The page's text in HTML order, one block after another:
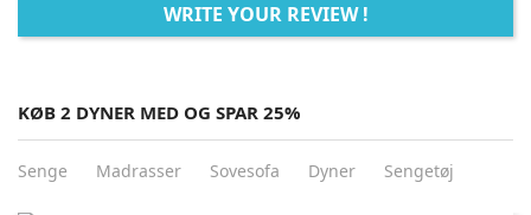
WRITE YOUR REVIEW !
KØB 2 DYNER MED OG SPAR 25%
Senge Madrasser Sovesofa Dyner Sengetøj